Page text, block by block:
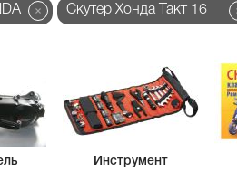
Cкутер Хонда Такт 16
Инструмент